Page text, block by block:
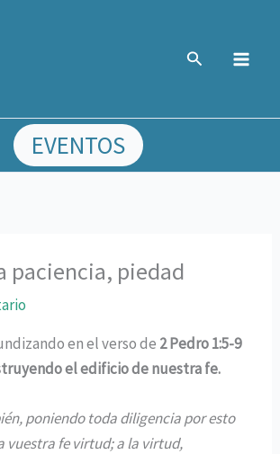
Buscar
EVENTOS
paciencia, piedad
en el verso de 2 Pedro 1:5-9
el edificio de nuestra fe.
poniendo toda diligencia por esto
vuestra fe virtud; a la virtud,